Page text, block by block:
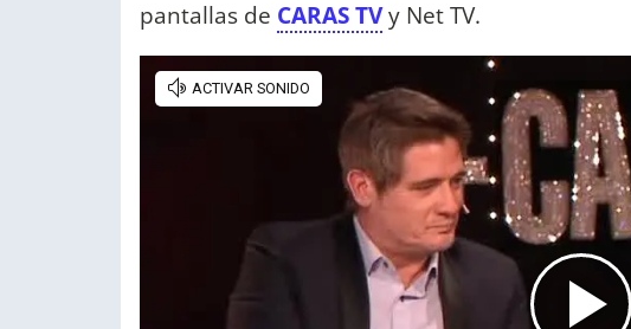
pantallas de CARAS TVy Net TV.